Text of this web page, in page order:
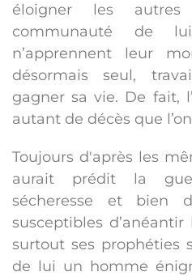
éloigner les
communauté de
n’apprennent leur
désormais seul,
gagner sa vie. De fait,
autant de décès que
Toujours d'après les
aurait prédit la
sécheresse et bien
susceptibles d’anéantir
surtout ses prophéties
de lui un homme